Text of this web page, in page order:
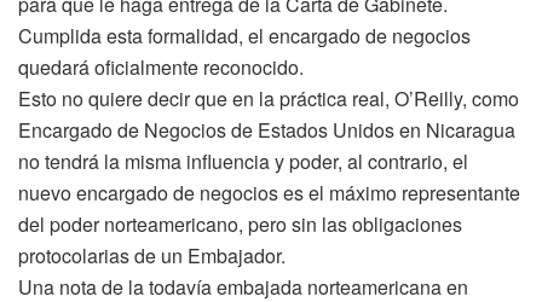
Cumplida esta formalidad, el encargado de negocios
quedará oficialmente reconocido.
Esto no quiere decir que en la práctica real, O’Reilly, como
Encargado de Negocios de Estados Unidos en Nicaragua
no tendrá la misma influencia y poder, al contrario, el
nuevo encargado de negocios es el máximo representante
del poder norteamericano, pero sin las obligaciones
protocolarias de un Embajador.
Una nota de la todavía embajada norteamericana en